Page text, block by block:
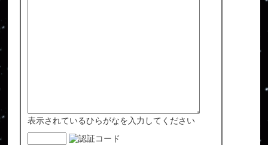
表示されているひらがなを入力してください